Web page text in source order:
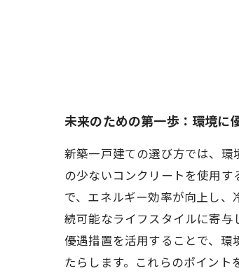
未来のための第一歩：環境に
新築一戸建ての選び方では、
の少ないコンクリートを使用
で、エネルギー効率が向上し
続可能なライフスタイルに寄与
優遇措置を活用することで、
たらします。これらのポイント